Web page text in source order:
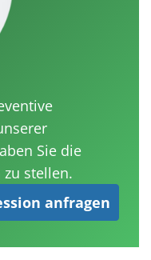
Sie die
stellen.
anfragen